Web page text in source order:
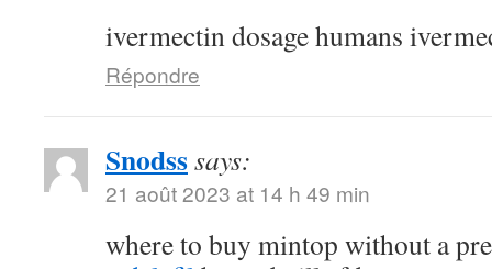
ivermectin dosage humans
Répondre
Snodsssays:
21 août 2023 at 14 h 49 min
where to buy mintop without a